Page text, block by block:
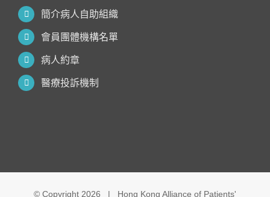
簡介病人自助組織
會員團體機構名單
病人約章
醫療投訴機制
© Copyright 2026 | Hong Kong Alliance of Patients'